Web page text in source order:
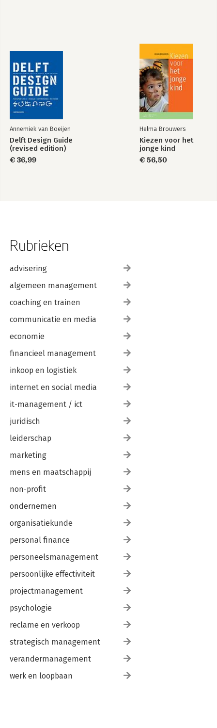
Annemiek van Boeijen
Delft Design Guide
(revised edition)
€ 36,99
Helma Brouwers
Kiezen voor het
jonge kind
€ 56,50
Rubrieken
advisering
algemeen management
coaching en trainen
communicatie en media
economie
financieel management
inkoop en logistiek
internet en social media
it-management / ict
juridisch
leiderschap
marketing
mens en maatschappij
non-profit
ondernemen
organisatiekunde
personal finance
personeelsmanagement
persoonlijke effectiviteit
projectmanagement
psychologie
reclame en verkoop
strategisch management
verandermanagement
werk en loopbaan